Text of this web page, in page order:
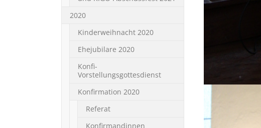
2020
Kinderweihnacht 2020
Ehejubilare 2020
Konfi-
Vorstellungsgottesdienst
Konfirmation 2020
Referat
Konfirmandinnen